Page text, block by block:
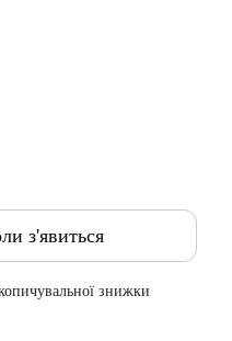
з'явиться
знижки